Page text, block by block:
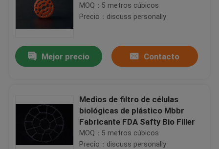
MOQ：5 metros cúbicos
Precio：discuss personally
Mejor precio Contacto
Medios de filtro de células
biológicas de plástico Mbbr
Fabricante FDA Safty Bio Filler
MOQ：5 metros cúbicos
Precio：discuss personally